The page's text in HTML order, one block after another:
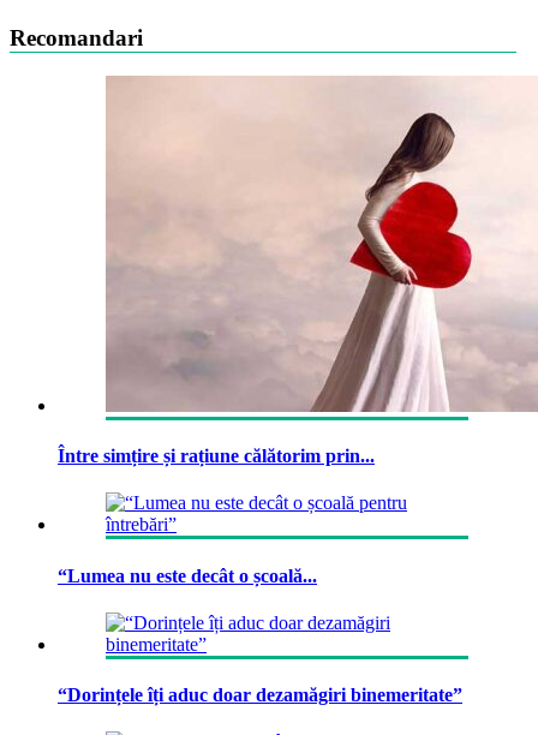
Recomandari
Între simțire și rațiune călătorim prin...
“Lumea nu este decât o școală...
“Dorințele îți aduc doar dezamăgiri binemeritate”